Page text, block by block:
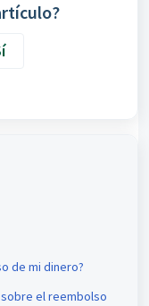
de mi dinero?
el reembolso